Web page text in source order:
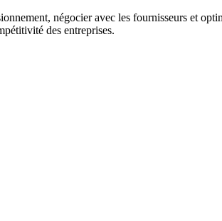
négocier avec les fournisseurs et
des entreprises.